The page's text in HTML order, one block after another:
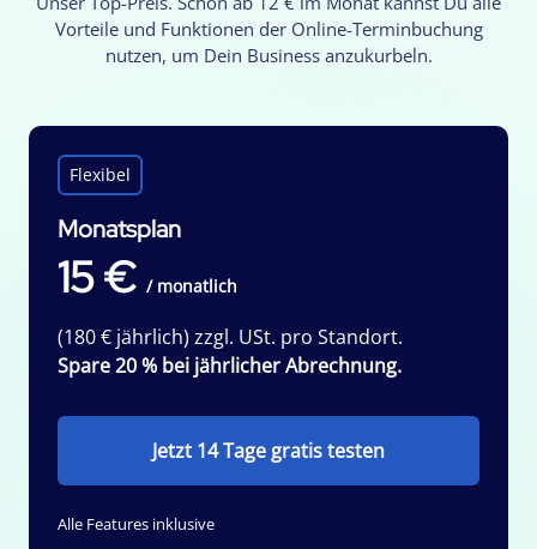
Vorteile und Funktionen der Online-Terminbuchung
nutzen, um Dein Business anzukurbeln.
Flexibel
Monatsplan
15 € / monatlich
(180 € jährlich) zzgl. USt. pro Standort.
Spare 20 % bei jährlicher Abrechnung.
Jetzt 14 Tage gratis testen
Alle Features inklusive